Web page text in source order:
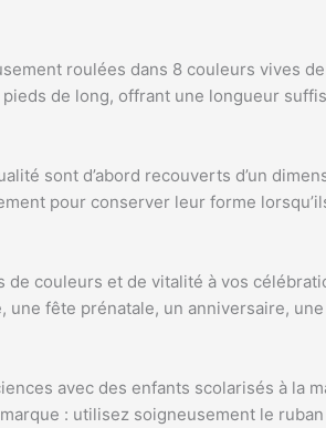
roulées dans 8 couleurs vives
de long, offrant une longueur
sont d’abord recouverts d’un
pour conserver leur forme
couleurs et de vitalité à vos
fête prénatale, un anniversaire,
avec des enfants scolarisés à la
: utilisez soigneusement le